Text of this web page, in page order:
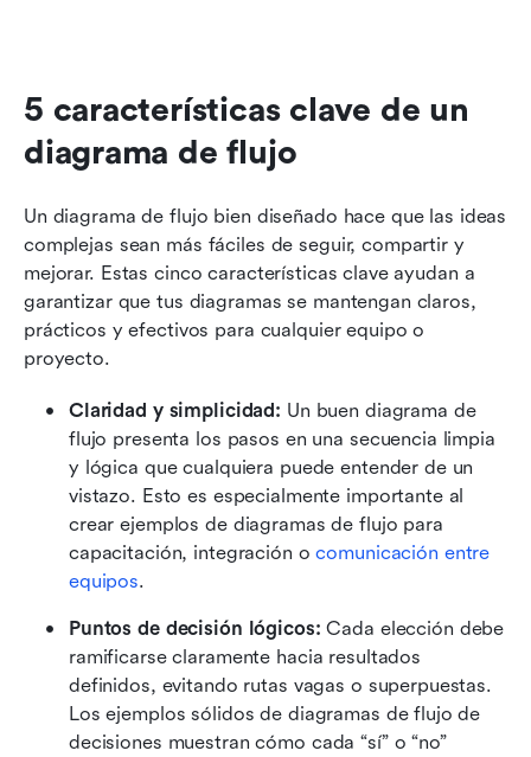
5 características clave de un
diagrama de flujo
Un diagrama de flujo bien diseñado hace que las ideas
complejas sean más fáciles de seguir, compartir y
mejorar. Estas cinco características clave ayudan a
garantizar que tus diagramas se mantengan claros,
prácticos y efectivos para cualquier equipo o
proyecto.
Claridad y simplicidad: Un buen diagrama de
flujo presenta los pasos en una secuencia limpia
y lógica que cualquiera puede entender de un
vistazo. Esto es especialmente importante al
crear ejemplos de diagramas de flujo para
capacitación, integración o comunicación entre
equipos.
Puntos de decisión lógicos: Cada elección debe
ramificarse claramente hacia resultados
definidos, evitando rutas vagas o superpuestas.
Los ejemplos sólidos de diagramas de flujo de
decisiones muestran cómo cada “sí” o “no”